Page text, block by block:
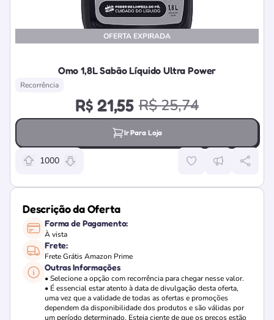
OFERTA EXPIRADA
Omo 1,8L Sabão Líquido Ultra Power
Recorrência
R$ 21,55 R$ 25,74
Ir Para Loja
Relevância da oferta: 1000 pontos
1000
Descrição da Oferta
Forma de Pagamento:
À vista
Frete:
Frete Grátis Amazon Prime
Outras Informações
• Selecione a opção com recorrência para chegar nesse valor.
• É essencial estar atento à data de divulgação desta oferta,
uma vez que a validade de todas as ofertas e promoções
dependem da disponibilidade dos produtos e são válidas por
um período determinado. Esteja ciente de que os preços estão